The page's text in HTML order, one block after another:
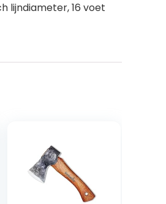
lijndiameter, 16 voet